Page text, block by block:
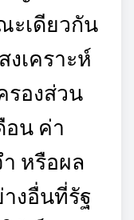
ะเดียวกัน
เคราะห์
รองส่วน
อน ค่า
หรือผล
งอื่นที่รัฐ